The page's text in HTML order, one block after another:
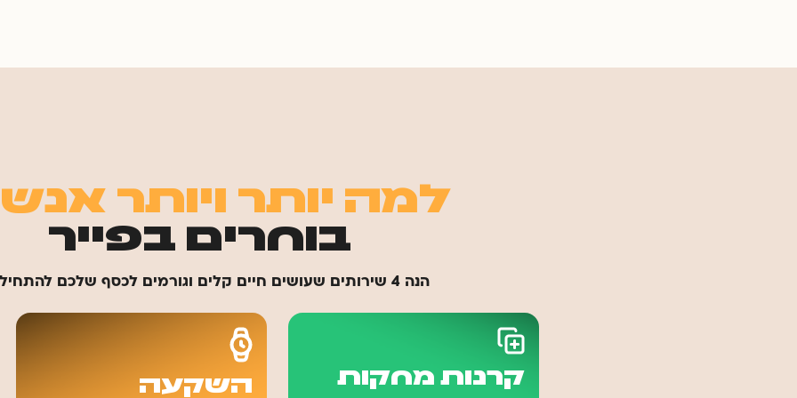
למה יותר ויותר
בוחרים בפייר
הנה 4 שירותים שעושים חיים קלים וגורמים לכסף שלכם להתחיל לזוז
קרנות מחקות
השקעה